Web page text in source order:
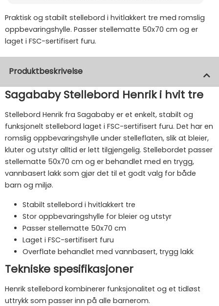
Praktisk og stabilt stellebord i hvitlakkert tre med romslig
oppbevaringshylle. Passer stellematte 50x70 cm og er
laget i FSC-sertifisert furu.
Produktbeskrivelse
Sagababy Stellebord Henrik i hvit tre
Stellebord Henrik fra Sagababy er et enkelt, stabilt og
funksjonelt stellebord laget i FSC-sertifisert furu. Det har en
romslig oppbevaringshylle under stelleflaten, slik at bleier,
kluter og utstyr alltid er lett tilgjengelig. Stellebordet passer
stellematte 50x70 cm og er behandlet med en trygg,
vannbasert lakk som gjør det til et godt valg for både
barn og miljø.
Stabilt stellebord i hvitlakkert tre
Stor oppbevaringshylle for bleier og utstyr
Passer stellematte 50x70 cm
Laget i FSC-sertifisert furu
Overflate behandlet med vannbasert, trygg lakk
Tekniske spesifikasjoner
Henrik stellebord kombinerer funksjonalitet og et tidløst
uttrykk som passer inn på alle barnerom.